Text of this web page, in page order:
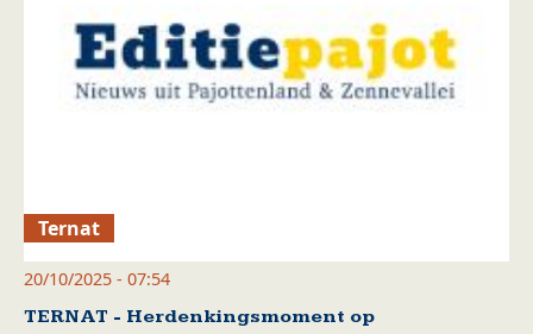
Ternat
20/10/2025 - 07:54
TERNAT - Herdenkingsmoment op